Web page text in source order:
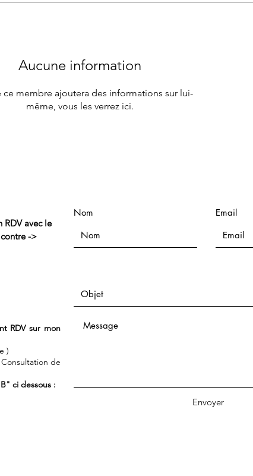
Aucune information
ce membre ajoutera des informations sur lui-
même, vous les verrez ici.
RDV avec le
->
RDV sur mon
)
de
ci dessous :
Nom Email
Envoyer